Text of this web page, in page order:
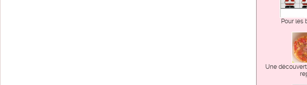
Pour les
Une